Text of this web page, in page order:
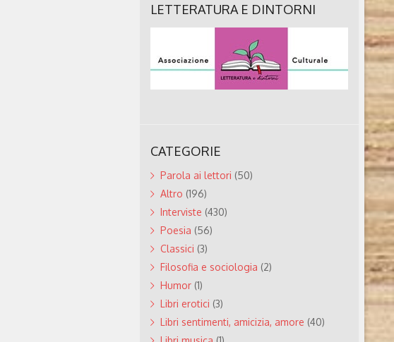
LETTERATURA E DINTORNI
CATEGORIE
Parola ai lettori (50)
Altro (196)
Interviste (430)
Poesia (56)
Classici (3)
Filosofia e sociologia (2)
Humor(1)
Libri erotici (3)
Libri sentimenti, amicizia, amore (40)